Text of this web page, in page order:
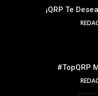
¡QRP Te
#TopQRP